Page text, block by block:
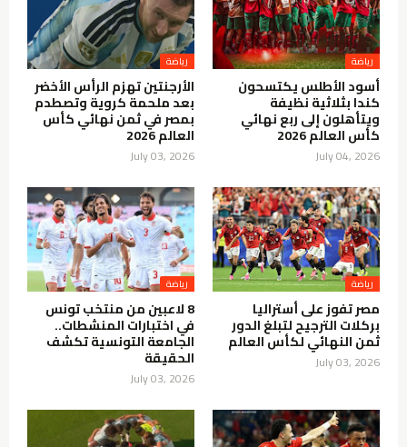
رياضة
أسود الأطلس يكتسحون
كندا بثلاثية نظيفة
ويتأهلون إلى ربع نهائي
كأس العالم 2026
July 04, 2026
رياضة
الأرجنتين تهزم الرأس الأخضر
بعد ملحمة كروية وتصطدم
بمصر في ثمن نهائي كأس
العالم 2026
July 03, 2026
رياضة
مصر تفوز على أستراليا
بركلات الترجيح لتبلغ الدور
ثمن النهائي لكأس العالم
July 03, 2026
رياضة
8 لاعبين من منتخب تونس
في اختبارات المنشطات..
الجامعة التونسية تكشف
الحقيقة
July 03, 2026